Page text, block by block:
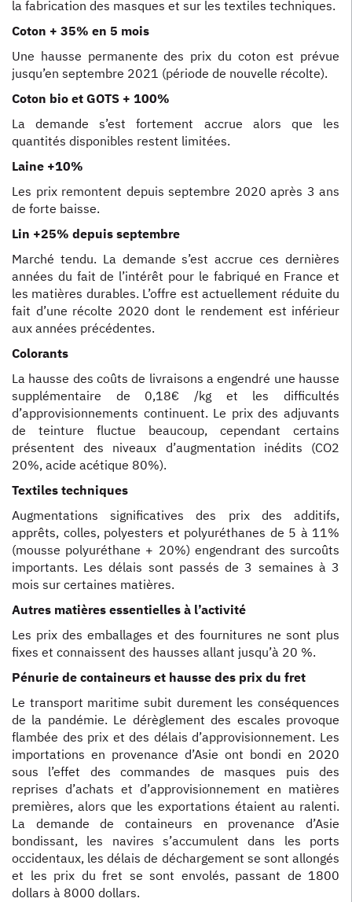
la fabrication des masques et sur les textiles techniques.
Coton + 35% en 5 mois
Une hausse permanente des prix du coton est prévue
jusqu’en septembre 2021 (période de nouvelle récolte).
Coton bio et GOTS + 100%
La demande s’est fortement accrue alors que les
quantités disponibles restent limitées.
Laine +10%
Les prix remontent depuis septembre 2020 après 3 ans
de forte baisse.
Lin +25% depuis septembre
Marché tendu. La demande s’est accrue ces dernières
années du fait de l’intérêt pour le fabriqué en France et
les matières durables. L’offre est actuellement réduite du
fait d’une récolte 2020 dont le rendement est inférieur
aux années précédentes.
Colorants
La hausse des coûts de livraisons a engendré une hausse
supplémentaire de 0,18€ /kg et les difficultés
d’approvisionnements continuent. Le prix des adjuvants
de teinture fluctue beaucoup, cependant certains
présentent des niveaux d’augmentation inédits (CO2
20%, acide acétique 80%).
Textiles techniques
Augmentations significatives des prix des additifs,
apprêts, colles, polyesters et polyuréthanes de 5 à 11%
(mousse polyuréthane + 20%) engendrant des surcoûts
importants. Les délais sont passés de 3 semaines à 3
mois sur certaines matières.
Autres matières essentielles à l’activité
Les prix des emballages et des fournitures ne sont plus
fixes et connaissent des hausses allant jusqu’à 20 %.
Pénurie de containeurs et hausse des prix du fret
Le transport maritime subit durement les conséquences
de la pandémie. Le dérèglement des escales provoque
flambée des prix et des délais d’approvisionnement. Les
importations en provenance d’Asie ont bondi en 2020
sous l’effet des commandes de masques puis des
reprises d’achats et d’approvisionnement en matières
premières, alors que les exportations étaient au ralenti.
La demande de containeurs en provenance d’Asie
bondissant, les navires s’accumulent dans les ports
occidentaux, les délais de déchargement se sont allongés
et les prix du fret se sont envolés, passant de 1800
dollars à 8000 dollars.